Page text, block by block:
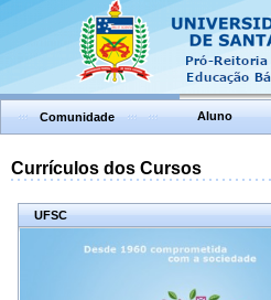
Comunidade Aluno
Currículos dos Cursos
UFSC